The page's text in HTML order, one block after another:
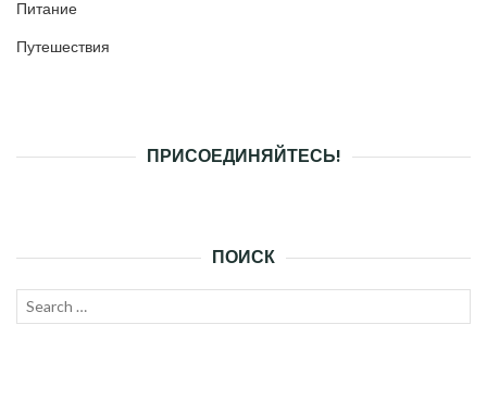
Питание
Путешествия
ПРИСОЕДИНЯЙТЕСЬ!
ПОИСК
Search